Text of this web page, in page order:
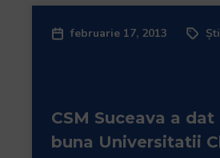
februarie 17, 2013
CSM Suceava a
buna Universitatii